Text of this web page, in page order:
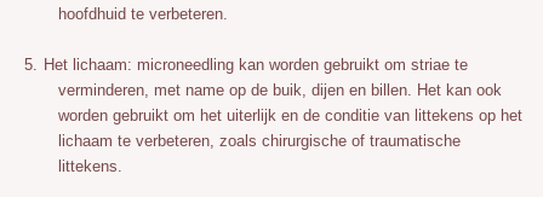
hoofdhuid te verbeteren.
Het lichaam: microneedling kan worden gebruikt om striae te
verminderen, met name op de buik, dijen en billen. Het kan ook
worden gebruikt om het uiterlijk en de conditie van littekens op het
lichaam te verbeteren, zoals chirurgische of traumatische
littekens.